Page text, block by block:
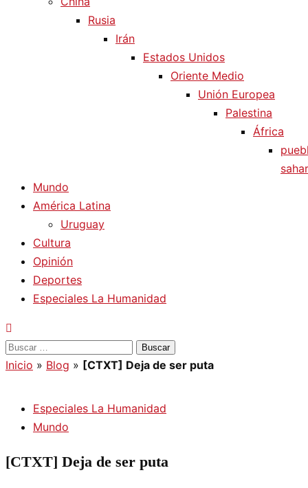
Rusia
Irán
Estados Unidos
Oriente Medio
Unión Europea
Palestina
África
Mundo
América Latina
Uruguay
Cultura
Opinión
Deportes
Especiales La Humanidad
Buscar:
Inicio » Blog » [CTXT] Deja de ser puta
Especiales La Humanidad
Mundo
[CTXT] Deja de ser puta